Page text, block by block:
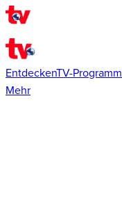
EntdeckenTV-Programm
Mehr